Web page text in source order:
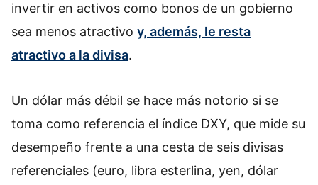
invertir en activos como bonos de un gobierno
sea menos atractivo y, además, le resta
atractivo a la divisa.
Un dólar más débil se hace más notorio si se
toma como referencia el índice DXY, que mide su
desempeño frente a una cesta de seis divisas
referenciales (euro, libra esterlina, yen, dólar